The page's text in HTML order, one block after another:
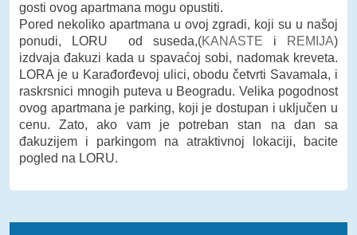
gosti ovog apartmana mogu opustiti.
Pored nekoliko apartmana u ovoj zgradi, koji su u našoj
ponudi, LORU od suseda,(KANASTE i REMIJA)
izdvaja đakuzi kada u spavaćoj sobi, nadomak kreveta.
LORA je u Karađorđevoj ulici, obodu četvrti Savamala, i
raskrsnici mnogih puteva u Beogradu. Velika pogodnost
ovog apartmana je parking, koji je dostupan i uključen u
cenu. Zato, ako vam je potreban stan na dan sa
đakuzijem i parkingom na atraktivnoj lokaciji, bacite
pogled na LORU.